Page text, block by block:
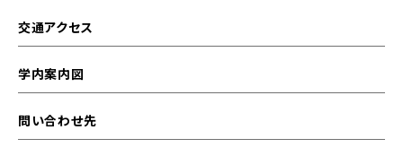
交通アクセス
学内案内図
問い合わせ先